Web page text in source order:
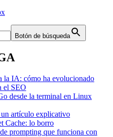
Botón de búsqueda
la IA: cómo ha evolucionado
el SEO
desde la terminal en Linux
artículo explicativo
Cache: lo borro
prompting que funciona con